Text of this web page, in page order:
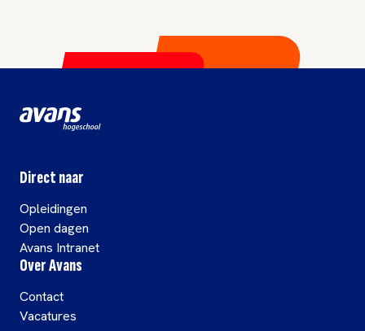
Direct naar
Opleidingen
Open dagen
Avans Intranet
Over Avans
Contact
Vacatures